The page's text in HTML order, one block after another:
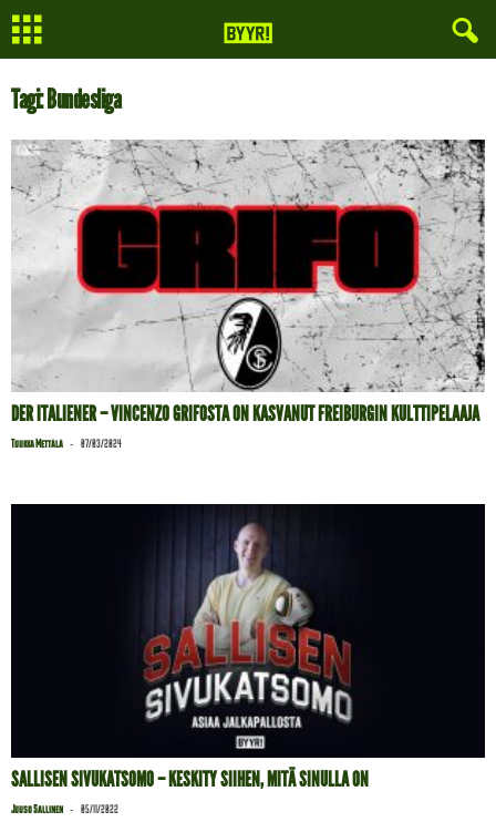
Tagi: Bundesliga
DER ITALIENER – VINCENZO GRIFOSTA ON KASVANUT FREIBURGIN KULTTIPELAAJA
Tuukka Mettälä - 07/03/2024
SALLISEN SIVUKATSOMO – KESKITY SIIHEN, MITÄ SINULLA ON
Juuso Sallinen - 05/11/2022